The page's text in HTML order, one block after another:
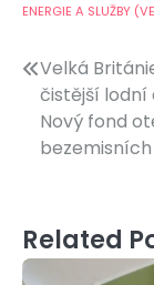
ENERGIE A SLUŽBY
Navigace
pro
příspěvek
Velká
čistější lodní
Nový fond
Related